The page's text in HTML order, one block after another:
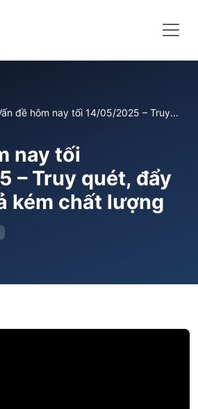
đề hôm nay tối 14/05/2025 – Truy...
nay tối
– Truy quét, đẩy
kém chất lượng